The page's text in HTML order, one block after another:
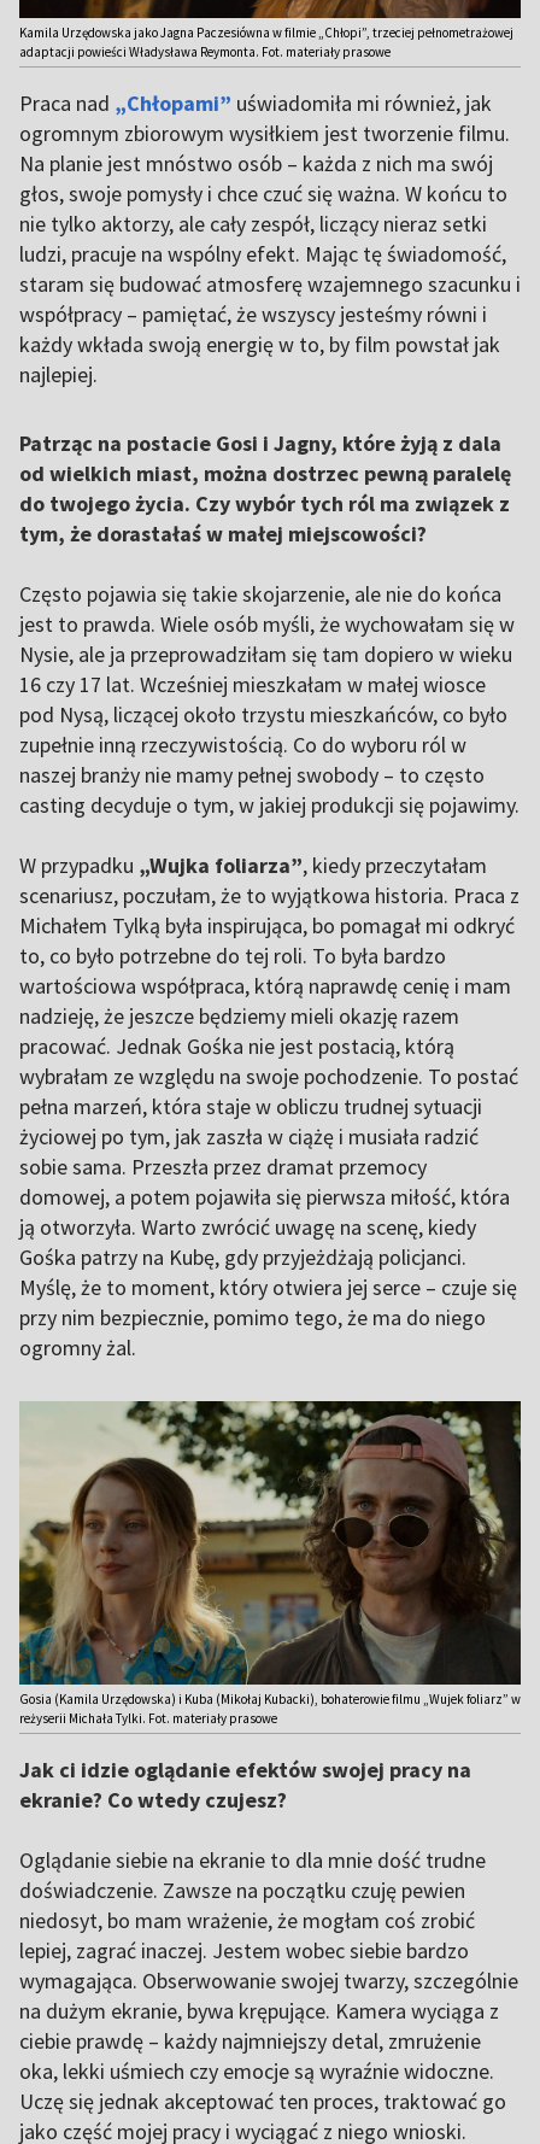
Kamila Urzędowska jako Jagna Paczesiówna w filmie „Chłopi”, trzeciej pełnometrażowej
adaptacji powieści Władysława Reymonta. Fot. materiały prasowe
Praca nad „Chłopami” uświadomiła mi również, jak
ogromnym zbiorowym wysiłkiem jest tworzenie filmu.
Na planie jest mnóstwo osób – każda z nich ma swój
głos, swoje pomysły i chce czuć się ważna. W końcu to
nie tylko aktorzy, ale cały zespół, liczący nieraz setki
ludzi, pracuje na wspólny efekt. Mając tę świadomość,
staram się budować atmosferę wzajemnego szacunku i
współpracy – pamiętać, że wszyscy jesteśmy równi i
każdy wkłada swoją energię w to, by film powstał jak
najlepiej.
Patrząc na postacie Gosi i Jagny, które żyją z dala
od wielkich miast, można dostrzec pewną paralelę
do twojego życia. Czy wybór tych ról ma związek z
tym, że dorastałaś w małej miejscowości?
Często pojawia się takie skojarzenie, ale nie do końca
jest to prawda. Wiele osób myśli, że wychowałam się w
Nysie, ale ja przeprowadziłam się tam dopiero w wieku
16 czy 17 lat. Wcześniej mieszkałam w małej wiosce
pod Nysą, liczącej około trzystu mieszkańców, co było
zupełnie inną rzeczywistością. Co do wyboru ról w
naszej branży nie mamy pełnej swobody – to często
casting decyduje o tym, w jakiej produkcji się pojawimy.
W przypadku „Wujka foliarza”, kiedy przeczytałam
scenariusz, poczułam, że to wyjątkowa historia. Praca z
Michałem Tylką była inspirująca, bo pomagał mi odkryć
to, co było potrzebne do tej roli. To była bardzo
wartościowa współpraca, którą naprawdę cenię i mam
nadzieję, że jeszcze będziemy mieli okazję razem
pracować. Jednak Gośka nie jest postacią, którą
wybrałam ze względu na swoje pochodzenie. To postać
pełna marzeń, która staje w obliczu trudnej sytuacji
życiowej po tym, jak zaszła w ciążę i musiała radzić
sobie sama. Przeszła przez dramat przemocy
domowej, a potem pojawiła się pierwsza miłość, która
ją otworzyła. Warto zwrócić uwagę na scenę, kiedy
Gośka patrzy na Kubę, gdy przyjeżdżają policjanci.
Myślę, że to moment, który otwiera jej serce – czuje się
przy nim bezpiecznie, pomimo tego, że ma do niego
ogromny żal.
Gosia (Kamila Urzędowska) i Kuba (Mikołaj Kubacki), bohaterowie filmu „Wujek foliarz” w
reżyserii Michała Tylki. Fot. materiały prasowe
Jak ci idzie oglądanie efektów swojej pracy na
ekranie? Co wtedy czujesz?
Oglądanie siebie na ekranie to dla mnie dość trudne
doświadczenie. Zawsze na początku czuję pewien
niedosyt, bo mam wrażenie, że mogłam coś zrobić
lepiej, zagrać inaczej. Jestem wobec siebie bardzo
wymagająca. Obserwowanie swojej twarzy, szczególnie
na dużym ekranie, bywa krępujące. Kamera wyciąga z
ciebie prawdę – każdy najmniejszy detal, zmrużenie
oka, lekki uśmiech czy emocje są wyraźnie widoczne.
Uczę się jednak akceptować ten proces, traktować go
jako część mojej pracy i wyciągać z niego wnioski.